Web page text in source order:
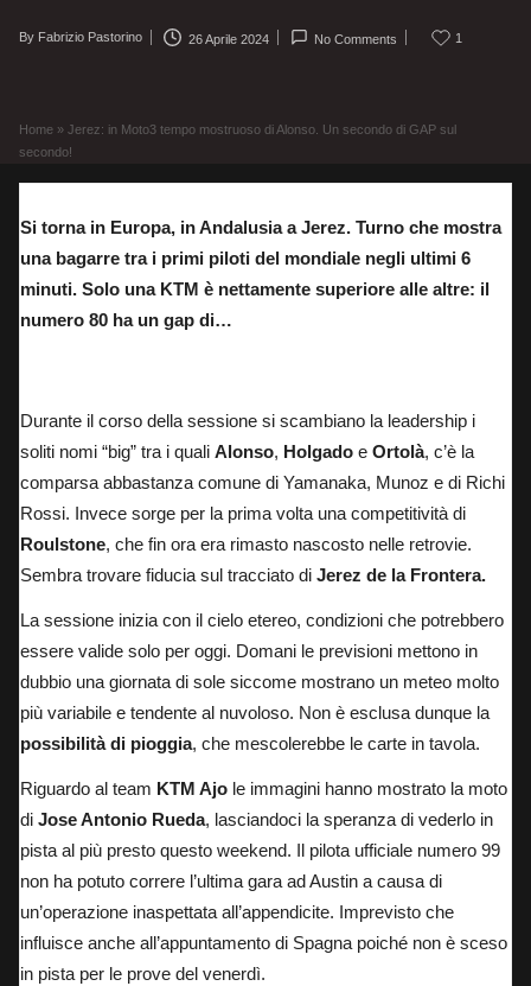
Posted
By Fabrizio Pastorino 26 Aprile 2024 No Comments 1
Home » Jerez: in Moto3 tempo mostruoso di Alonso. Un secondo di GAP sul
secondo!
Si torna in Europa, in Andalusia a Jerez. Turno che mostra
una bagarre tra i primi piloti del mondiale negli ultimi 6
minuti. Solo una KTM è nettamente superiore alle altre: il
numero 80 ha un gap di…
Durante il corso della sessione si scambiano la leadership i
soliti nomi “big” tra i quali Alonso, Holgado e Ortolà, c’è la
comparsa abbastanza comune di Yamanaka, Munoz e di Richi
Rossi. Invece sorge per la prima volta una competitività di
Roulstone, che fin ora era rimasto nascosto nelle retrovie.
Sembra trovare fiducia sul tracciato di Jerez de la Frontera.
La sessione inizia con il cielo etereo, condizioni che potrebbero
essere valide solo per oggi. Domani le previsioni mettono in
dubbio una giornata di sole siccome mostrano un meteo molto
più variabile e tendente al nuvoloso. Non è esclusa dunque la
possibilità di pioggia, che mescolerebbe le carte in tavola.
Riguardo al team KTM Ajo le immagini hanno mostrato la moto
di Jose Antonio Rueda, lasciandoci la speranza di vederlo in
pista al più presto questo weekend. Il pilota ufficiale numero 99
non ha potuto correre l’ultima gara ad Austin a causa di
un’operazione inaspettata all’appendicite. Imprevisto che
influisce anche all’appuntamento di Spagna poiché non è sceso
in pista per le prove del venerdì.